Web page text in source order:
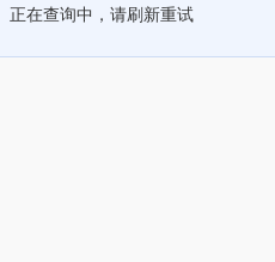
正在查询中，请刷新重试